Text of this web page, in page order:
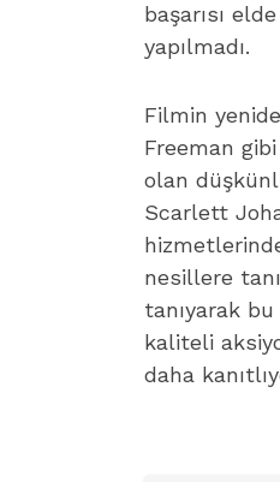
başarısı
yapılmadı.
Filmin
Freeman
olan
Scarlett
nesillere
tanıyarak
kaliteli
daha